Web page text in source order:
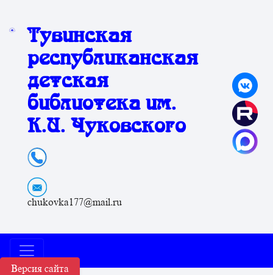
Версия сайта
Тувинская
республиканская
детская
библиотека им.
К.И. Чуковского
chukovka177@mail.ru